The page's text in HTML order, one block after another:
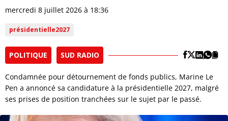
mercredi 8 juillet 2026 à 18:36
présidentielle2027
POLITIQUE SUD RADIO
Condamnée pour détournement de fonds publics, Marine Le
Pen a annoncé sa candidature à la présidentielle 2027, malgré
ses prises de position tranchées sur le sujet par le passé.